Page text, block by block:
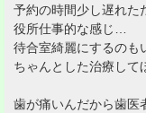
予約の時間少し遅れた
役所仕事的な感じ…
待合室綺麗にするのも
ちゃんとした治療して
歯が痛いんだから歯医